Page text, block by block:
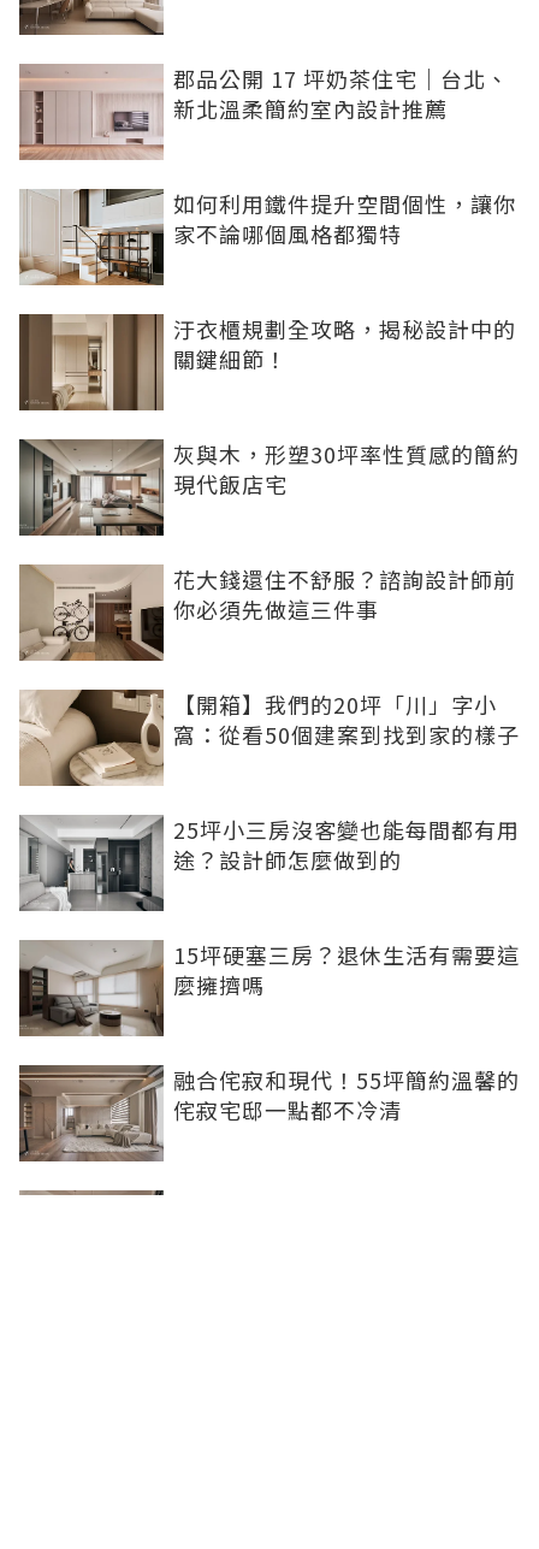
郡品公開 17 坪奶茶住宅｜台北、
新北溫柔簡約室內設計推薦
如何利用鐵件提升空間個性，讓你
家不論哪個風格都獨特
汙衣櫃規劃全攻略，揭秘設計中的
關鍵細節！
灰與木，形塑30坪率性質感的簡約
現代飯店宅
花大錢還住不舒服？諮詢設計師前
你必須先做這三件事
【開箱】我們的20坪「川」字小
窩：從看50個建案到找到家的樣子
25坪小三房沒客變也能每間都有用
途？設計師怎麼做到的
15坪硬塞三房？退休生活有需要這
麼擁擠嗎
融合侘寂和現代！55坪簡約溫馨的
侘寂宅邸一點都不冷清